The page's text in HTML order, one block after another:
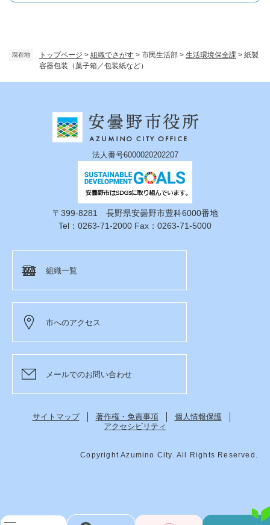
現在地 トップページ > 組織でさがす > 市民生活部 > 生活環境保全課 > 紙製
容器包装（菓子箱／包装紙など）
法人番号6000020202207
〒399-8281 長野県安曇野市豊科6000番地
Tel：0263-71-2000 Fax：0263-71-5000
組織一覧
市へのアクセス
メールでのお問い合わせ
サイトマップ 著作権・免責事項
個人情報保護
アクセシビリティ
Copyright Azumino City. All Rights Reserved.